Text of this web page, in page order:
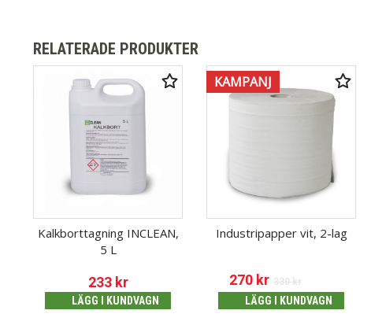
RELATERADE PRODUKTER
Kalkborttagning INCLEAN,
5 L
233 kr
LÄGG I KUNDVAGN
KAMPANJ
Industripapper vit, 2-lag
270 kr 330kr
LÄGG I KUNDVAGN